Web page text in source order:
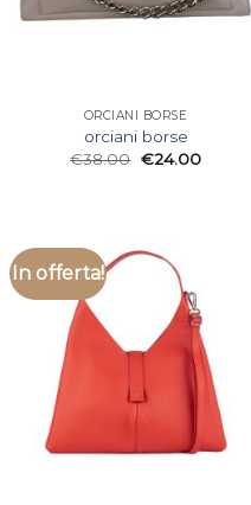
ORCIANI BORSE
orciani borse
€38.00 €24.00
In offerta!